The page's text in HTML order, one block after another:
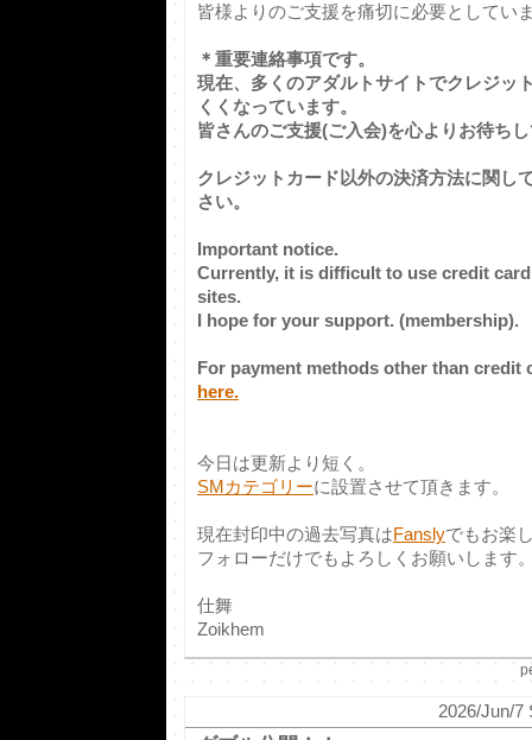
皆様よりのご支援を痛切に必要としてい
＊重要連絡事項です。
現在、多くのアダルトサイトでクレジッ
くくなっています。
皆さんのご支援(ご入会)を心よりお待ち
クレジットカード以外の決済方法に関し
さい。
Important notice.
Currently, it is difficult to use credit
sites.
I hope for your support. (membership).
For payment methods other than credit
here.
今日は更新より短く。
SMカテゴリーに設置させて頂きます。
現在封印中の過去写真はFanslyでもお楽
フォローだけでもよろしくお願いします
仕舞
Zoikhem
2026/Jun/7